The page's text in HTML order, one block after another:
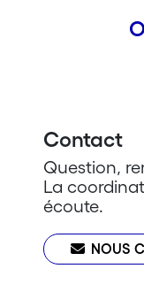
Contact
Question,
La
écoute.
NOUS